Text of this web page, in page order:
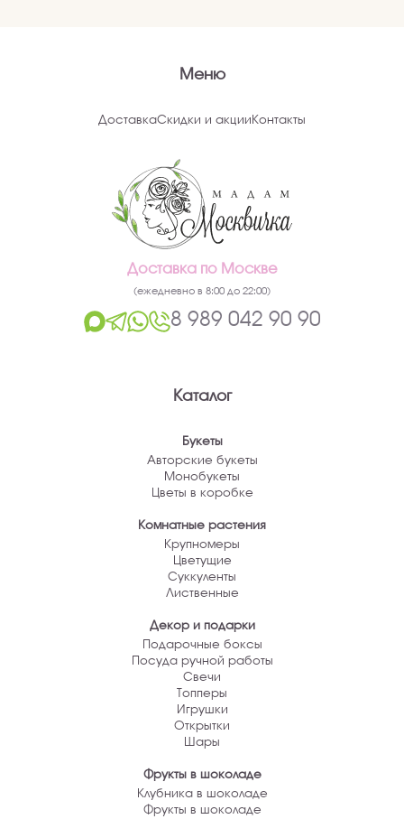
Меню
ДоставкаСкидки и акции Контакты
Доставка по Москве
(ежедневно в 8:00 до 22:00)
8 989 042 90 90
Каталог
Букеты
Авторские букеты
Монобукеты
Цветы в коробке
Комнатные растения
Крупномеры
Цветущие
Суккуленты
Лиственные
Декор и подарки
Подарочные боксы
Посуда ручной работы
Свечи
Топперы
Игрушки
Открытки
Шары
Фрукты в шоколаде
Клубника в шоколаде
Фрукты в шоколаде